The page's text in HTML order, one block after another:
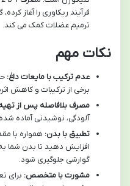
فرآیند ریکاوری را آغاز
ترمیم عضلات کمک می کند.
نکات مهم
عدم ترکیب با مایعات داغ:
برخی از ترکیبات و کاهش
مصرف بلافاصله پس از
آلودگی، نوشیدنی آماده
تطبیق با بدن: همواره با
افزایش دهید تا بدن شما
گوارشی جلوگیری شود.
مشورت با متخصص: برای